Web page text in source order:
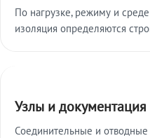
По нагрузке, режиму и
изоляция определяются
Узлы и документация
Соединительные и